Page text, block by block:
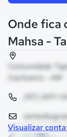
Onde fica
Mahsa -
Comunidade
Cachoeira - AM
(97) 3471-
Visualizar